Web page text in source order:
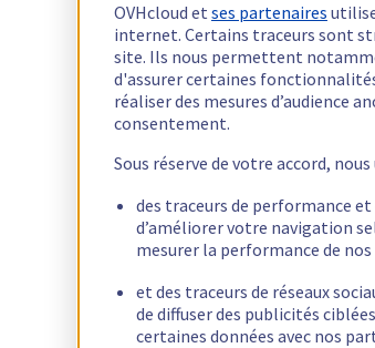
OVHcloud et ses partenaires
internet. Certains traceurs sont
site. Ils nous permettent
d'assurer certaines
réaliser des mesures d’audience
consentement.
Sous réserve de votre accord,
des traceurs de performance
d’améliorer votre navigation
mesurer la performance de nos
et des traceurs de réseaux
de diffuser des publicités
certaines données avec nos